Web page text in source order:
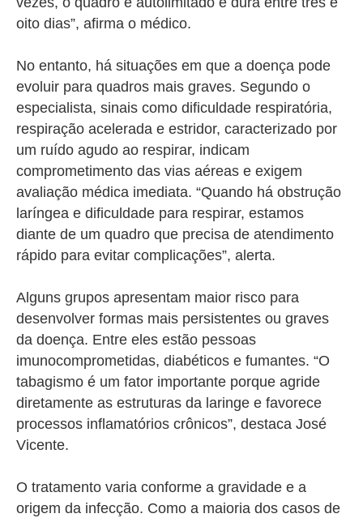
oito dias”, afirma o médico.
No entanto, há situações em que a doença pode
evoluir para quadros mais graves. Segundo o
especialista, sinais como dificuldade respiratória,
respiração acelerada e estridor, caracterizado por
um ruído agudo ao respirar, indicam
comprometimento das vias aéreas e exigem
avaliação médica imediata. “Quando há obstrução
laríngea e dificuldade para respirar, estamos
diante de um quadro que precisa de atendimento
rápido para evitar complicações”, alerta.
Alguns grupos apresentam maior risco para
desenvolver formas mais persistentes ou graves
da doença. Entre eles estão pessoas
imunocomprometidas, diabéticos e fumantes. “O
tabagismo é um fator importante porque agride
diretamente as estruturas da laringe e favorece
processos inflamatórios crônicos”, destaca José
Vicente.
O tratamento varia conforme a gravidade e a
origem da infecção. Como a maioria dos casos de